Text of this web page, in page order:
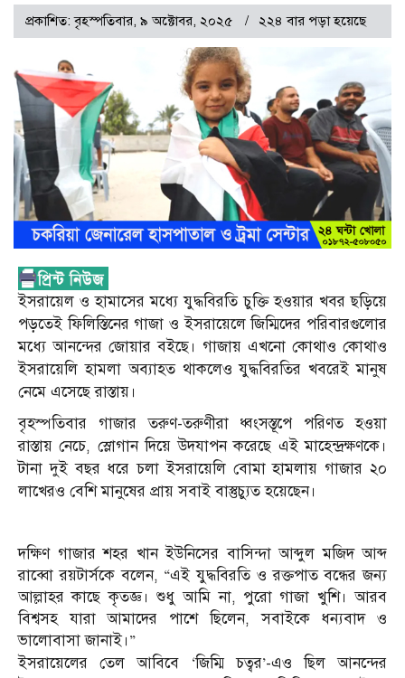
প্রকাশিত: বৃহস্পতিবার, ৯ অক্টোবর, ২০২৫ ২২৪ বার পড়া হয়েছে
ইসরায়েল ও হামাসের মধ্যে যুদ্ধবিরতি চুক্তি হওয়ার খবর ছড়িয়ে
পড়তেই ফিলিস্তিনের গাজা ও ইসরায়েলে জিম্মিদের পরিবারগুলোর
মধ্যে আনন্দের জোয়ার বইছে। গাজায় এখনো কোথাও কোথাও
ইসরায়েলি হামলা অব্যাহত থাকলেও যুদ্ধবিরতির খবরেই মানুষ
নেমে এসেছে রাস্তায়।
বৃহস্পতিবার গাজার তরুণ-তরুণীরা ধ্বংসস্তূপে পরিণত হওয়া
রাস্তায় নেচে, স্লোগান দিয়ে উদযাপন করেছে এই মাহেন্দ্রক্ষণকে।
টানা দুই বছর ধরে চলা ইসরায়েলি বোমা হামলায় গাজার ২০
লাখেরও বেশি মানুষের প্রায় সবাই বাস্তুচ্যুত হয়েছেন।
দক্ষিণ গাজার শহর খান ইউনিসের বাসিন্দা আব্দুল মজিদ আব্দ
রাব্বো রয়টার্সকে বলেন, “এই যুদ্ধবিরতি ও রক্তপাত বন্ধের জন্য
আল্লাহর কাছে কৃতজ্ঞ। শুধু আমি না, পুরো গাজা খুশি। আরব
বিশ্বসহ যারা আমাদের পাশে ছিলেন, সবাইকে ধন্যবাদ ও
ভালোবাসা জানাই।”
ইসরায়েলের তেল আবিবে ‘জিম্মি চত্বর’-এও ছিল আনন্দের